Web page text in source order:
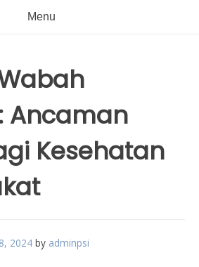
Menu
Ancaman
Kesehatan
2024 by adminpsi